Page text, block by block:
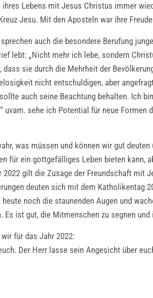
Lebens mit Jesus Christus immer
Jesu. Mit den Aposteln war ihre
auch die besondere Berufung
lebt: „Nicht mehr ich lebe, sondern
sie durch die Mehrheit der
nicht entschuldigen, aber
auch seine Beachtung behalten. Ich
uvam. sehe ich Potential für neue
was müssen und können wir gut
für ein gottgefälliges Leben bieten
gilt die Zusage der Freundschaft mit
deuten sich mit dem Katholikentag
noch die staunenden Augen und
Es ist gut, die Mitmenschen zu segnen
für das Jahr 2022:
Der Herr lasse sein Angesicht über